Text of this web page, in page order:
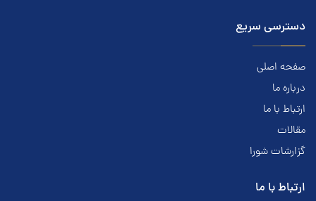
دسترسی سریع
صفحه اصلی
درباره ما
ارتباط با ما
مقالات
گزارشات شورا
ارتباط با ما